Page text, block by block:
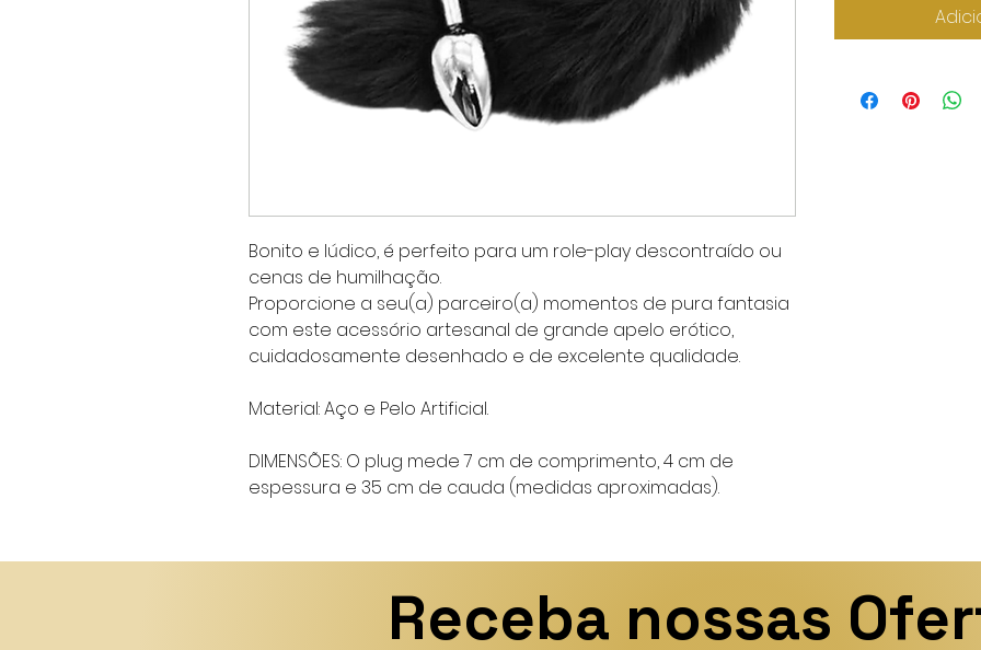
Bonito e lúdico, é perfeito para um role-play descontraído ou
cenas de humilhação.
Proporcione a seu(a) parceiro(a) momentos de pura fantasia
com este acessório artesanal de grande apelo erótico,
cuidadosamente desenhado e de excelente qualidade.
Material:Aço e Pelo Artificial.
DIMENSÕES: O plug mede 7 cm de comprimento, 4 cm de
espessura e 35 cm de cauda (medidas aproximadas).
Receba nossas